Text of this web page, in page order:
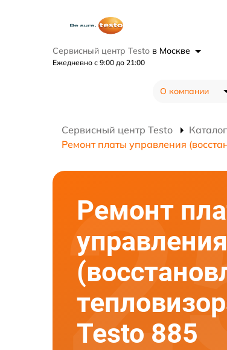
Сервисный центр Testo в Москве
Ежедневно с 9:00 до 21:00
О компании
Сервисный центр Testo
Ремонт платы управления
Ремонт
управления
Testo 885